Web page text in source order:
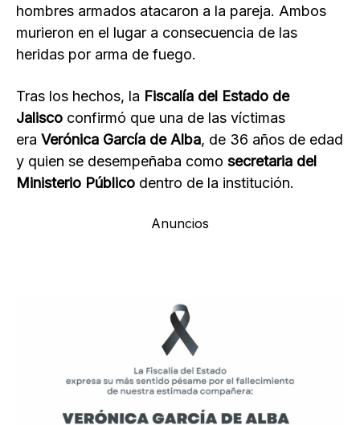
hombres armados atacaron a la pareja. Ambos
murieron en el lugar a consecuencia de las
heridas por arma de fuego.
Tras los hechos, la Fiscalía del Estado de
Jalisco confirmó que una de las víctimas
era Verónica García de Alba, de 36 años de edad
y quien se desempeñaba como secretaria del
Ministerio Público dentro de la institución.
Anuncios